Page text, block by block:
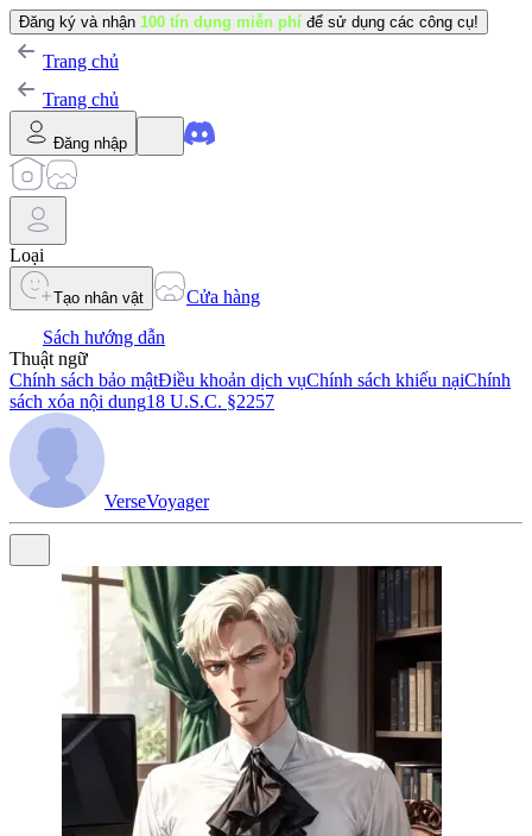
Đăng ký và nhận 100 tín dụng miễn phí để sử dụng các công cụ!
Trang chủ
Trang chủ
Đăng nhập
Loại
Tạo nhân vật
Cửa hàng
Sách hướng dẫn
Thuật ngữ
Chính sách bảo mậtĐiều khoản dịch vụChính sách khiếu nạiChính
sách xóa nội dung18 U.S.C. §2257
VerseVoyager